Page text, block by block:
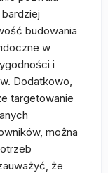
budowania
w
i
Dodatkowo,
targetowanie
można
że